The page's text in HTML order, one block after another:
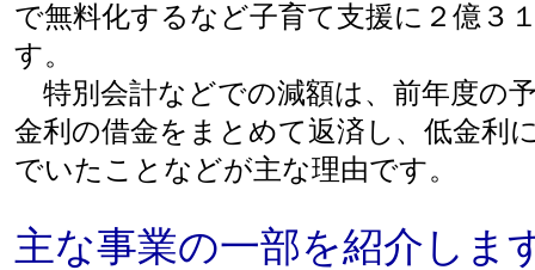
で無料化するなど子育て支援に２億３
す。
特別会計などでの減額は、前年度の
金利の借金をまとめて返済し、低金利
でいたことなどが主な理由です。
主な事業の一部を紹介しま